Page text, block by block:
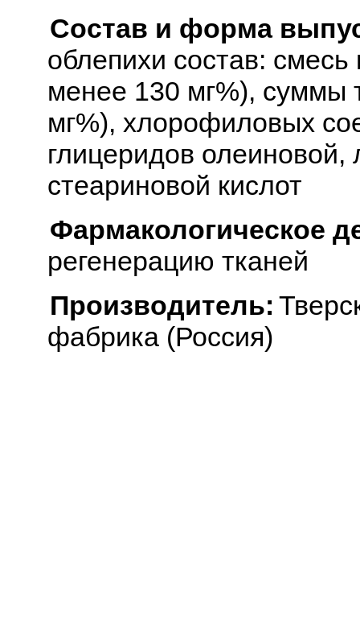
Состав и форма
облепихи состав:
менее 130 мг%), суммы
мг%), хлорофиловых
глицеридов
стеариновой кислот
Фармакологическое
регенерацию тканей
Производитель:
фабрика (Россия)